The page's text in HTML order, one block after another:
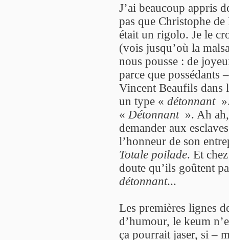
J’ai beaucoup appris
pas que Christophe
était un rigolo. Je le
(vois jusqu’où la
nous pousse : de
parce que possédants
Vincent Beaufils dans
un type « détonnant
« Détonnant ». Ah
demander aux
l’honneur de son
Totale poilade. Et
doute qu’ils goûtent
détonnant...
Les premières lignes
d’humour, le keum
ça pourrait jaser, si –